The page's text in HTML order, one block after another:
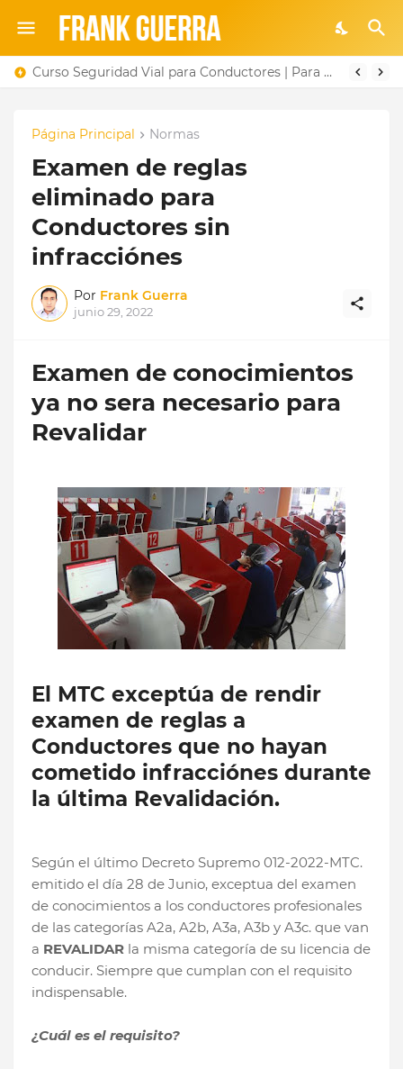
Curso Seguridad Vial para Conductores | Para Reducir Puntos
Página Principal Normas
Examen de reglas
eliminado para
Conductores sin
infracciónes
Por Frank Guerra
junio 29, 2022
Examen de conocimientos
ya no sera necesario para
Revalidar
El MTC exceptúa de rendir
examen de reglas a
Conductores que no hayan
cometido infracciónes durante
la última Revalidación.
Según el último Decreto Supremo 012-2022-MTC.
emitido el día 28 de Junio, exceptua del examen
de conocimientos a los conductores profesionales
de las categorías A2a, A2b, A3a, A3b y A3c. que van
a REVALIDAR la misma categoría de su licencia de
conducir. Siempre que cumplan con el requisito
indispensable.
¿Cuál es el requisito?